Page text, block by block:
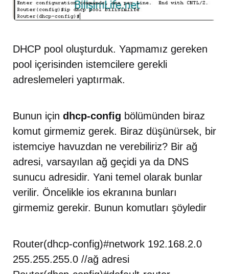
DHCP pool oluşturduk. Yapmamız gereken
pool içerisinden istemcilere gerekli
adreslemeleri yaptırmak.
Bunun için dhcp-config bölümünden biraz
komut girmemiz gerek. Biraz düşünürsek, bir
istemciye havuzdan ne verebiliriz? Bir ağ
adresi, varsayılan ağ geçidi ya da DNS
sunucu adresidir. Yani temel olarak bunlar
verilir. Öncelikle ios ekranına bunları
girmemiz gerekir. Bunun komutları şöyledir
Router(dhcp-config)#network 192.168.2.0
255.255.255.0 //ağ adresi